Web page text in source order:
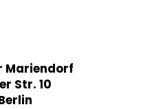
Mariendorf
Str. 10